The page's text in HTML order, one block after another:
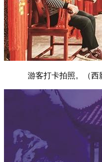
游客打卡拍照。（西